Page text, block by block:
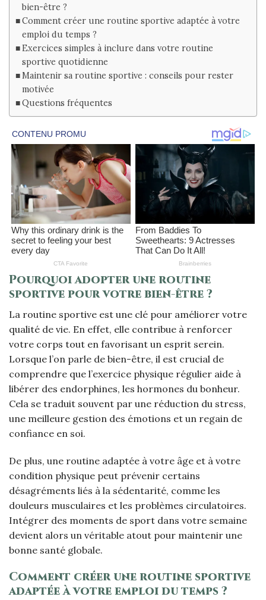
bien-être ?
Comment créer une routine sportive adaptée à votre
emploi du temps ?
Exercices simples à inclure dans votre routine
sportive quotidienne
Maintenir sa routine sportive : conseils pour rester
motivée
Questions fréquentes
Pourquoi adopter une routine
sportive pour votre bien-être ?
La routine sportive est une clé pour améliorer votre
qualité de vie. En effet, elle contribue à renforcer
votre corps tout en favorisant un esprit serein.
Lorsque l’on parle de bien-être, il est crucial de
comprendre que l’exercice physique régulier aide à
libérer des endorphines, les hormones du bonheur.
Cela se traduit souvent par une réduction du stress,
une meilleure gestion des émotions et un regain de
confiance en soi.
De plus, une routine adaptée à votre âge et à votre
condition physique peut prévenir certains
désagréments liés à la sédentarité, comme les
douleurs musculaires et les problèmes circulatoires.
Intégrer des moments de sport dans votre semaine
devient alors un véritable atout pour maintenir une
bonne santé globale.
Comment créer une routine sportive
adaptée à votre emploi du temps ?